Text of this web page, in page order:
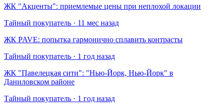
​ЖК "Акценты": приемлемые цены при неплохой локации
Тайный покупатель · 11 мес назад
​ЖК PAVE: попытка гармонично сплавить контрасты
Тайный покупатель · 1 год назад
​ЖК "Павелецкая сити": "Нью-Йорк, Нью-Йорк" в
Даниловском районе
Тайный покупатель · 1 год назад